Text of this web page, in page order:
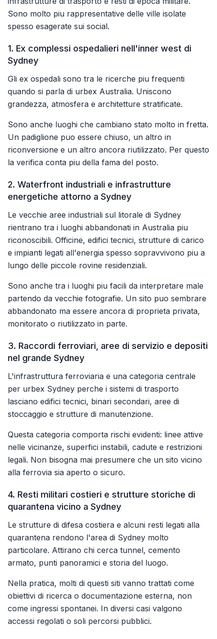
Sono molto piu rappresentative delle ville isolate
spesso esagerate sui social.
1. Ex complessi ospedalieri nell'inner west di
Sydney
Gli ex ospedali sono tra le ricerche piu frequenti
quando si parla di urbex Australia. Uniscono
grandezza, atmosfera e architetture stratificate.
Sono anche luoghi che cambiano stato molto in fretta.
Un padiglione puo essere chiuso, un altro in
riconversione e un altro ancora riutilizzato. Per questo
la verifica conta piu della fama del posto.
2. Waterfront industriali e infrastrutture
energetiche attorno a Sydney
Le vecchie aree industriali sul litorale di Sydney
rientrano tra i luoghi abbandonati in Australia piu
riconoscibili. Officine, edifici tecnici, strutture di carico
e impianti legati all'energia spesso sopravvivono piu a
lungo delle piccole rovine residenziali.
Sono anche tra i luoghi piu facili da interpretare male
partendo da vecchie fotografie. Un sito puo sembrare
abbandonato ma essere ancora di proprieta privata,
monitorato o riutilizzato in parte.
3. Raccordi ferroviari, aree di servizio e depositi
nel grande Sydney
L'infrastruttura ferroviaria e una categoria centrale
per urbex Sydney perche i sistemi di trasporto
lasciano edifici tecnici, binari secondari, aree di
stoccaggio e strutture di manutenzione.
Questa categoria comporta rischi evidenti: linee attive
nelle vicinanze, superfici instabili, cadute e restrizioni
legali. Non bisogna mai presumere che un sito vicino
alla ferrovia sia aperto o sicuro.
4. Resti militari costieri e strutture storiche di
quarantena vicino a Sydney
Le strutture di difesa costiera e alcuni resti legati alla
quarantena rendono l'area di Sydney molto
particolare. Attirano chi cerca tunnel, cemento
armato, punti panoramici e storia del luogo.
Nella pratica, molti di questi siti vanno trattati come
obiettivi di ricerca o documentazione esterna, non
come ingressi spontanei. In diversi casi valgono
accessi regolati o soli percorsi pubblici.